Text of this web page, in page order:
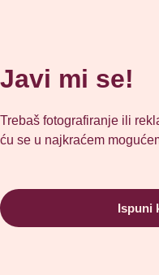
Javi mi se!
Trebaš fotografiranje ili
ću se u najkraćem
Ispuni